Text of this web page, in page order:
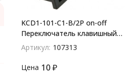
KCD1-101-C1-B/2P on-off
Переключатель клавишный
(рокерный)
Артикул: 107313
Цена 10 ₽